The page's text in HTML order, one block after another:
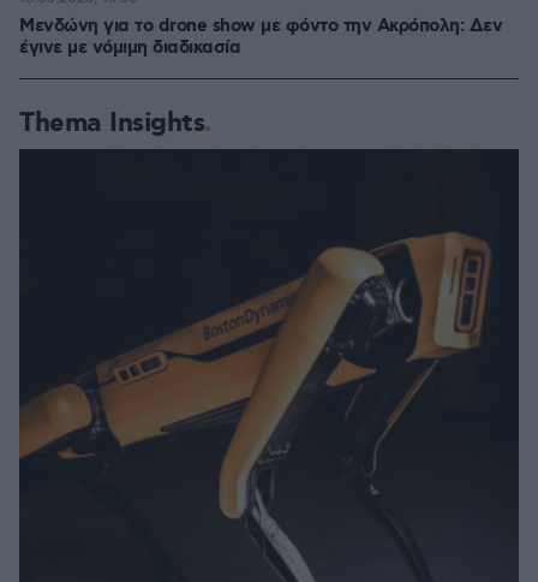
Μενδώνη για το drone show με φόντο την Ακρόπολη: Δεν
έγινε με νόμιμη διαδικασία
Thema Insights